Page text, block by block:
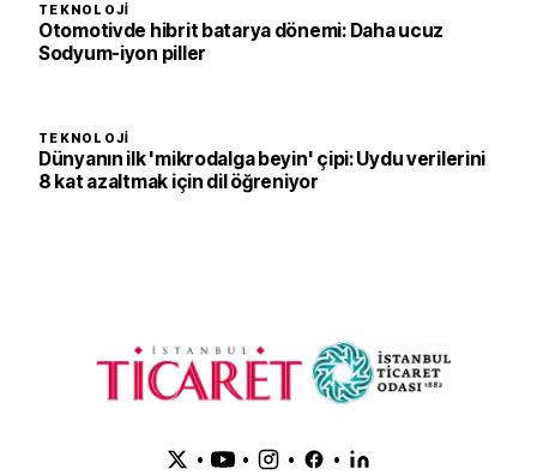
TEKNOLOJI
Otomotivde hibrit batarya dönemi: Daha ucuz
Sodyum-iyon piller
TEKNOLOJI
Dünyanın ilk 'mikrodalga beyin' çipi: Uydu verilerini
8 kat azaltmak için dil öğreniyor
• • • •